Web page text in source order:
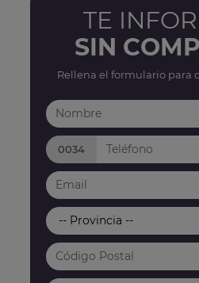
TE
SIN
Rellena el formulario para
0034